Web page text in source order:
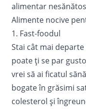
alimentar
Alimente nocive
1. Fast-foodul
Stai cât mai
poate ţi se par
vrei să ai ficatul
bogate în grăsimi
colesterol şi